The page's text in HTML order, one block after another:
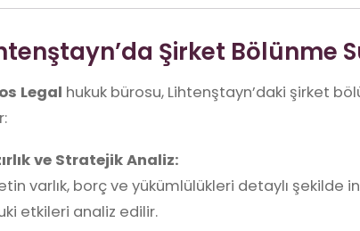
Şirket Bölünme
Legal hukuk bürosu, Lihtenştayn’daki şirket
ve Stratejik Analiz:
varlık, borç ve yükümlülükleri detaylı şekilde
etkileri analiz edilir.